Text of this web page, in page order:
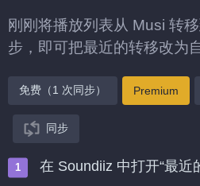
刚刚将播放列表从 Musi 转
步，即可把最近的转移改为
免费（1 次同步） Premium
同步
在 Soundiiz 中打开“最近